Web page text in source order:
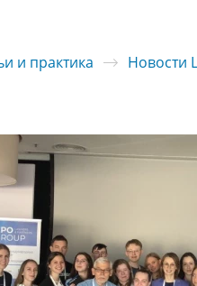
и практика Новости